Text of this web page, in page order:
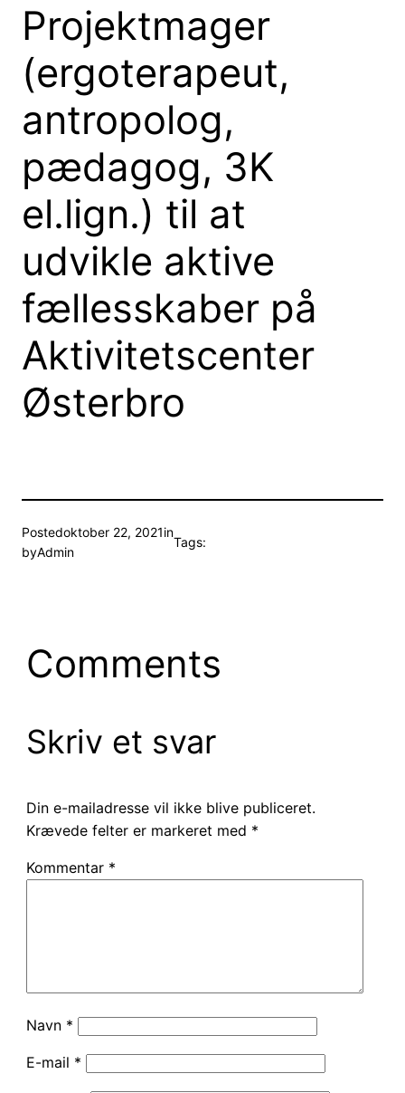
Projektmager
(ergoterapeut,
antropolog,
pædagog, 3K
el.lign.) til at
udvikle aktive
fællesskaber på
Aktivitetscenter
Østerbro
Postedoktober 22, 2021in
byAdmin
Tags:
Comments
Skriv et svar
Din e-mailadresse vil ikke blive publiceret.
Krævede felter er markeret med *
Kommentar *
Navn *
E-mail *